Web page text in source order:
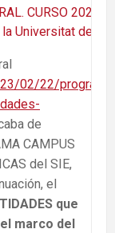
02/22/
de
CAMPUS
del SIE,
el
que
marco del